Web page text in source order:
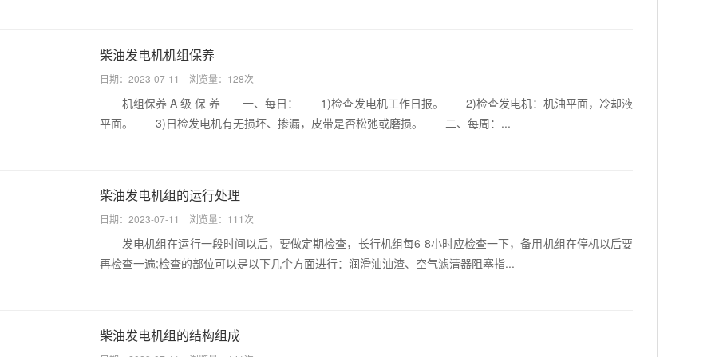
柴油发电机机组保养
日期：2023-07-11 浏览量：128次
机组保养 A 级 保 养 一、每日： 1)检查发电机工作日报。 2)检查发电机：机油平面，冷却液
平面。 3)日检发电机有无损坏、掺漏，皮带是否松弛或磨损。 二、每周：...
柴油发电机组的运行处理
日期：2023-07-11 浏览量：111次
发电机组在运行一段时间以后，要做定期检查，长行机组每6-8小时应检查一下，备用机组在停机以后要
再检查一遍;检查的部位可以是以下几个方面进行：润滑油油渣、空气滤清器阻塞指...
柴油发电机组的结构组成